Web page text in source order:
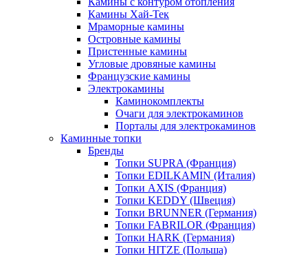
Камины Хай-Тек
Мраморные камины
Островные камины
Пристенные камины
Угловые дровяные камины
Французские камины
Электрокамины
Каминокомплекты
Очаги для электрокаминов
Порталы для электрокаминов
Каминные топки
Бренды
Топки SUPRA (Франция)
Топки EDILKAMIN (Италия)
Топки AXIS (Франция)
Топки KEDDY (Швеция)
Топки BRUNNER (Германия)
Топки FABRILOR (Франция)
Топки HARK (Германия)
Топки HITZE (Польша)